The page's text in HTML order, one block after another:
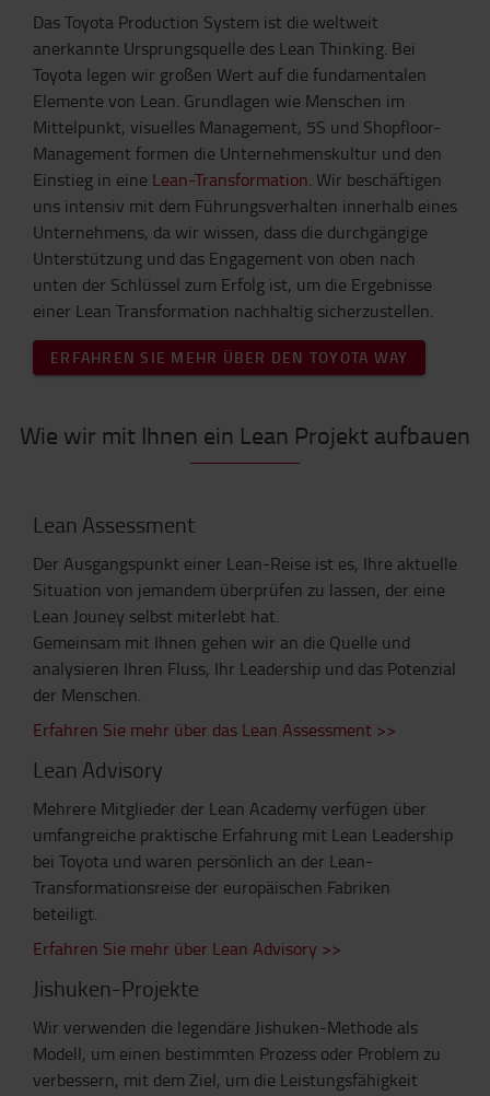
Das Toyota Production System ist die weltweit
anerkannte Ursprungsquelle des Lean Thinking. Bei
Toyota legen wir großen Wert auf die fundamentalen
Elemente von Lean. Grundlagen wie Menschen im
Mittelpunkt, visuelles Management, 5S und Shopfloor-
Management formen die Unternehmenskultur und den
Einstieg in eine Lean-Transformation. Wir beschäftigen
uns intensiv mit dem Führungsverhalten innerhalb eines
Unternehmens, da wir wissen, dass die durchgängige
Unterstützung und das Engagement von oben nach
unten der Schlüssel zum Erfolg ist, um die Ergebnisse
einer Lean Transformation nachhaltig sicherzustellen.
ERFAHREN SIE MEHR ÜBER DEN TOYOTA WAY
Wie wir mit Ihnen ein Lean Projekt aufbauen
Lean Assessment
Der Ausgangspunkt einer Lean-Reise ist es, Ihre aktuelle
Situation von jemandem überprüfen zu lassen, der eine
Lean Jouney selbst miterlebt hat.
Gemeinsam mit Ihnen gehen wir an die Quelle und
analysieren Ihren Fluss, Ihr Leadership und das Potenzial
der Menschen.
Erfahren Sie mehr über das Lean Assessment >>
Lean Advisory
Mehrere Mitglieder der Lean Academy verfügen über
umfangreiche praktische Erfahrung mit Lean Leadership
bei Toyota und waren persönlich an der Lean-
Transformationsreise der europäischen Fabriken
beteiligt.
Erfahren Sie mehr über Lean Advisory >>
Jishuken-Projekte
Wir verwenden die legendäre Jishuken-Methode als
Modell, um einen bestimmten Prozess oder Problem zu
verbessern, mit dem Ziel, um die Leistungsfähigkeit